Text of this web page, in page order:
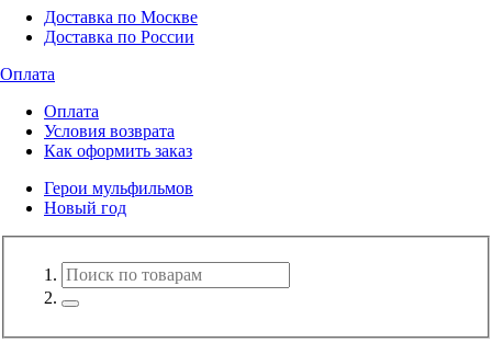
Доставка по Москве
Доставка по России
Оплата
Оплата
Условия возврата
Как оформить заказ
Герои мульфильмов
Новый год